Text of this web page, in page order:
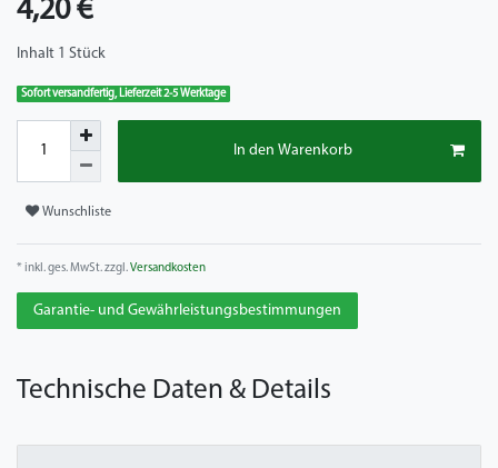
4,20 €
Inhalt 1 Stück
Sofort versandfertig, Lieferzeit 2-5 Werktage
In den Warenkorb
Wunschliste
* inkl. ges. MwSt. zzgl.Versandkosten
Garantie- und Gewährleistungsbestimmungen
Technische Daten & Details